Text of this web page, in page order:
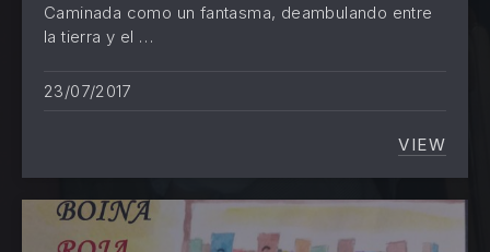
Caminada como un fantasma, deambulando entre
la tierra y el …
23/07/2017
VIEWEROS